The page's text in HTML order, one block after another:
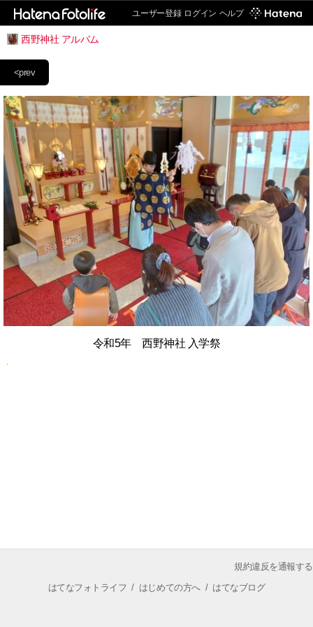
ユーザー登録 ログイン ヘルプ
西野神社 アルバム
<prev
令和5年 西野神社 入学祭
規約違反を通報する
はてなフォトライフ / はじめての方へ/ はてなブログ